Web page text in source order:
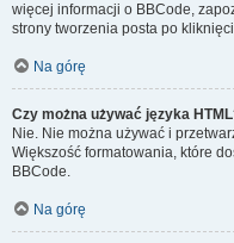
więcej informacji o BBCode,
strony tworzenia posta po
Na górę
Czy można używać języka
Nie. Nie można używać i
Większość formatowania, które
BBCode.
Na górę